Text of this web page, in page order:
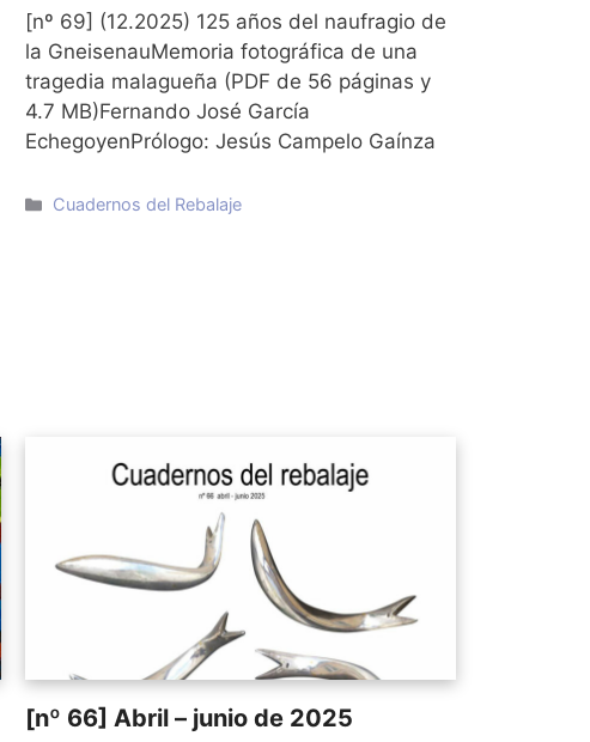
[nº 69] (12.2025) 125 años del naufragio de
la GneisenauMemoria fotográfica de una
tragedia malagueña (PDF de 56 páginas y
4.7 MB)Fernando José García
EchegoyenPrólogo: Jesús Campelo Gaínza
Categorías
Cuadernos del Rebalaje
[nº 66] Abril – junio de 2025